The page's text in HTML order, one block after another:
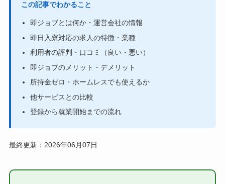
この記事でわかること
即ジョブとは何か・運営会社の情報
即日入寮対応の求人の特徴・業種
利用者の評判・口コミ（良い・悪い）
即ジョブのメリット・デメリット
所持金ゼロ・ホームレスでも使えるか
他サービスとの比較
登録から就業開始までの流れ
最終更新：2026年06月07日